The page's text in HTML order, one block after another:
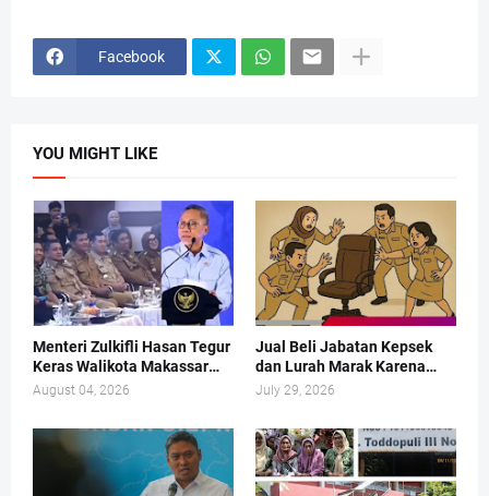
Facebook
YOU MIGHT LIKE
Menteri Zulkifli Hasan Tegur
Keras Walikota Makassar
Soal Sampah
August 04, 2026
Jual Beli Jabatan Kepsek
dan Lurah Marak Karena
PANSEL Cuma Pajangan
July 29, 2026